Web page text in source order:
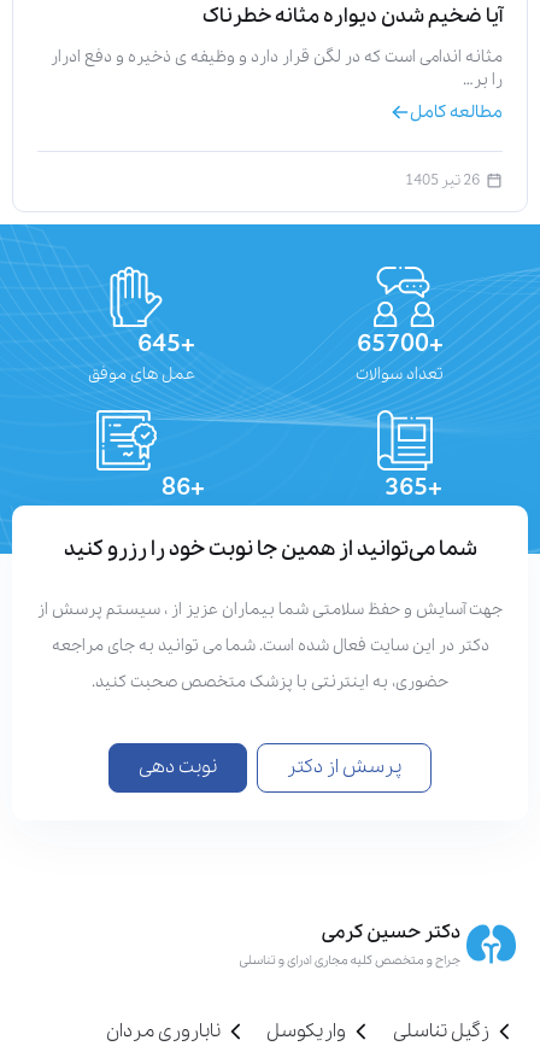
آیا ضخیم شدن دیواره مثانه خطرناک
مثانه اندامی است که در لگن قرار دارد و وظیفه‌ ی ذخیره و دفع ادرار
را بر…
مطالعه کامل
26 تیر 1405
+65700
تعداد سوالات
+645
عمل های موفق
+365
+86
شما می‌توانید از همین جا نوبت خود را رزرو کنید
جهت آسایش و حفظ سلامتی شما بیماران عزیز از ، سیستم پرسش از
دکتر در این سایت فعال شده است. شما می توانید به جای مراجعه
حضوری، به اینترنتی با پزشک متخصص صحبت کنید.
پرسش از دکتر نوبت دهی
زگیل تناسلی واریکوسل
ناباروری مردان